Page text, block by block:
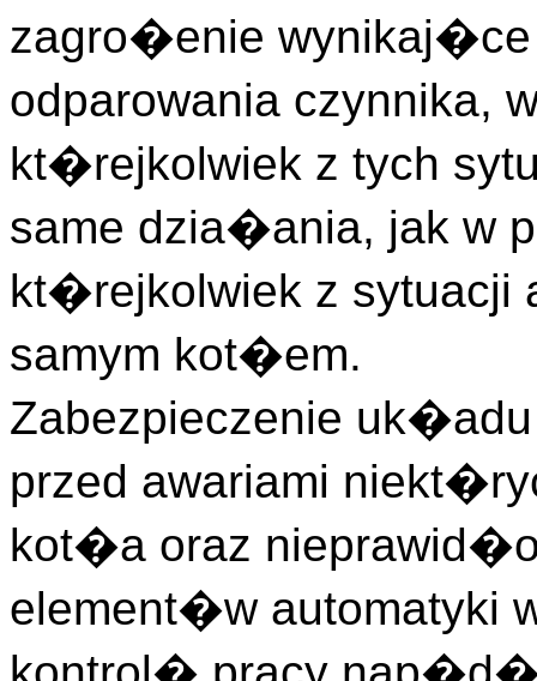
zagro�enie
odparowania czynnika,
kt�rejkolwiek z tych
same dzia�ania, jak w
kt�rejkolwiek z sytuacji
samym kot�em.
Zabezpieczenie
przed awariami
kot�a oraz
element�w